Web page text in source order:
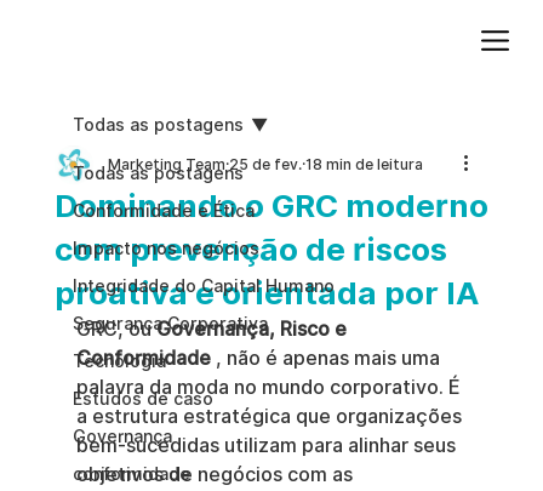
Todas as postagens
Conformidade e Ética
Impacto nos negócios
Integridade do Capital Humano
Segurança Corporativa
Tecnologia
Estudos de caso
Governança
conformidade
Todas as postagens
Dominando o GRC moderno
com prevenção de riscos
proativa e orientada por IA
Marketing Team 25 de fev. 18 min de leitura
GRC, ou Governança, Risco e
Conformidade , não é apenas mais uma
palavra da moda no mundo corporativo. É
a estrutura estratégica que organizações
bem-sucedidas utilizam para alinhar seus
objetivos de negócios com as